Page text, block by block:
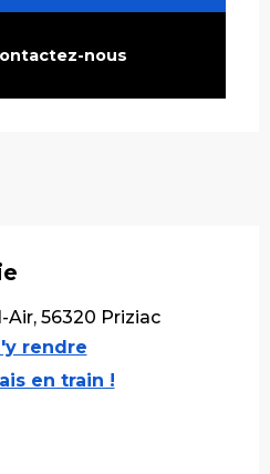
nous
Air, 56320 Priziac
rendre
en train !